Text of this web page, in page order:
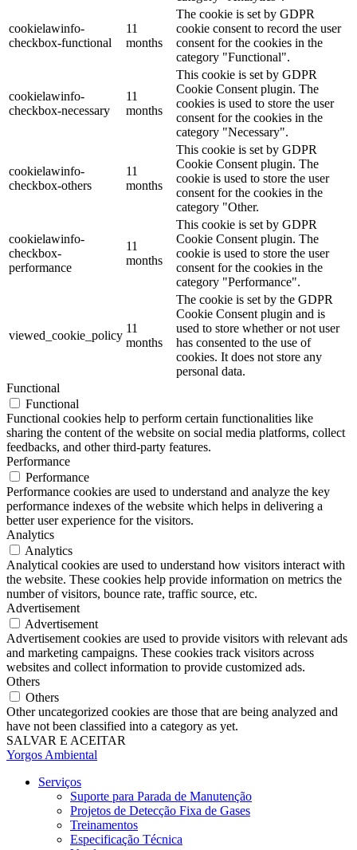
cookielawinfo-
checkbox-functional
11
months
The cookie is set by GDPR
cookie consent to record the user
consent for the cookies in the
category "Functional".
cookielawinfo-
checkbox-necessary
11
months
This cookie is set by GDPR
Cookie Consent plugin. The
cookies is used to store the user
consent for the cookies in the
category "Necessary".
cookielawinfo-
checkbox-others
11
months
This cookie is set by GDPR
Cookie Consent plugin. The
cookie is used to store the user
consent for the cookies in the
category "Other.
cookielawinfo-
checkbox-
performance
11
months
This cookie is set by GDPR
Cookie Consent plugin. The
cookie is used to store the user
consent for the cookies in the
category "Performance".
viewed_cookie_policy
11
months
The cookie is set by the GDPR
Cookie Consent plugin and is
used to store whether or not user
has consented to the use of
cookies. It does not store any
personal data.
Functional
Functional
Functional cookies help to perform certain functionalities like
sharing the content of the website on social media platforms, collect
feedbacks, and other third-party features.
Performance
Performance
Performance cookies are used to understand and analyze the key
performance indexes of the website which helps in delivering a
better user experience for the visitors.
Analytics
Analytics
Analytical cookies are used to understand how visitors interact with
the website. These cookies help provide information on metrics the
number of visitors, bounce rate, traffic source, etc.
Advertisement
Advertisement
Advertisement cookies are used to provide visitors with relevant ads
and marketing campaigns. These cookies track visitors across
websites and collect information to provide customized ads.
Others
Others
Other uncategorized cookies are those that are being analyzed and
have not been classified into a category as yet.
SALVAR E ACEITAR
Yorgos Ambiental
Serviços
Suporte para Parada de Manutenção
Projetos de Detecção Fixa de Gases
Treinamentos
Especificação Técnica